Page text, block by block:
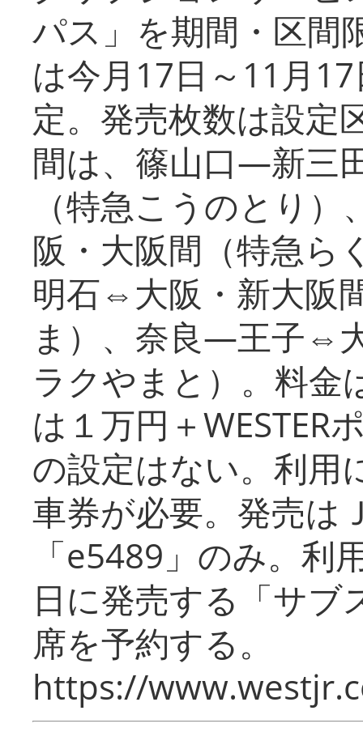
パス」を期間・区間
は今月17日～11月
定。発売枚数は設定
間は、篠山口―新三
（特急こうのとり
阪・大阪間（特急
明石⇔大阪・新大阪
ま）、奈良―王子⇔
ラクやまと）。料金
は１万円＋WESTER
の設定はない。利用
車券が必要。発売は
「e5489」のみ。利
日に発売する「サブ
席を予約する。
https://